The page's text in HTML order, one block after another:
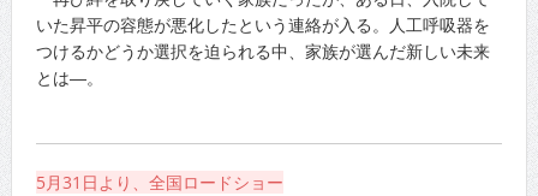
いた昇平の容態が悪化したという連絡が入る。人工呼吸器を
つけるかどうか選択を迫られる中、家族が選んだ新しい未来
とは―。
5月31日より、全国ロードショー